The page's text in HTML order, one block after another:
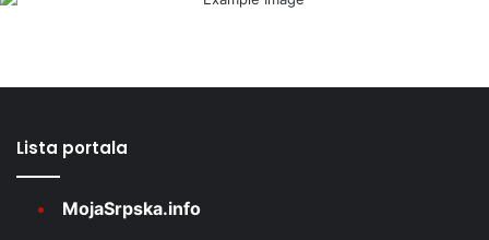
Lista portala
MojaSrpska.info